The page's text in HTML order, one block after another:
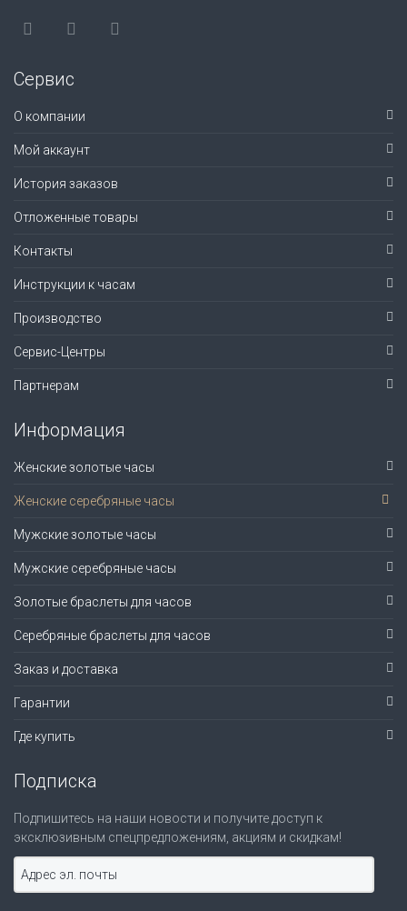
Сервис
О компании
Мой аккаунт
История заказов
Отложенные товары
Контакты
Инструкции к часам
Производство
Сервис-Центры
Партнерам
Информация
Женские золотые часы
Женские серебряные часы
Мужские золотые часы
Мужские серебряные часы
Золотые браслеты для часов
Серебряные браслеты для часов
Заказ и доставка
Гарантии
Где купить
Подписка
Подпишитесь на наши новости и получите доступ к
эксклюзивным спецпредложениям, акциям и скидкам!